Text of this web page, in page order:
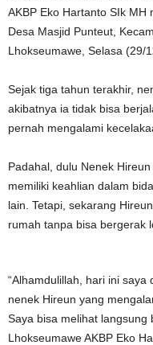
AKBP Eko Hartanto SIk
Desa Masjid Punteut,
Lhokseumawe, Selasa (29/
Sejak tiga tahun terakhir,
akibatnya ia tidak bisa
pernah mengalami
Padahal, dulu Nenek
memiliki keahlian dalam
lain. Tetapi, sekarang
rumah tanpa bisa bergerak
“Alhamdulillah, hari ini
nenek Hireun yang
Saya bisa melihat langsung
Lhokseumawe AKBP Eko